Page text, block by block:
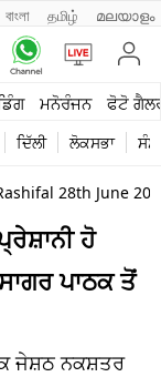
বাংলা தமிழ் മലയാളം
ਮਨੋਰੰਜਨ ਫੋਟੋ
ਦਿੱਲੀ ਲੋਕਸਭਾ
28th June
ਹੋ
ਪਾਠਕ ਤੋਂ
ਜੇਸ਼ਠ ਨਕਸ਼ਤਰ